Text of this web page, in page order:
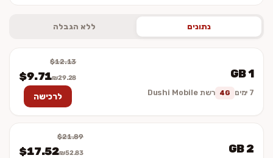
וכולל מע״מ. ההתקנה מיידית — לא נשלח כרטיס פיזי.
נתונים ללא הגבלה
1 GB
7 ימים 4G רשת Dushi Mobile
$12.13
$9.71₪29.28
לרכישה
2 GB
$21.89
$17.52₪52.83